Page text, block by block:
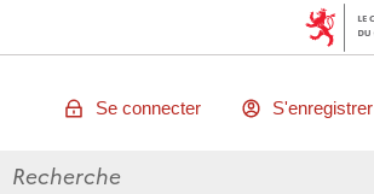
Se connecter S'enregistrer
Rechercher des données